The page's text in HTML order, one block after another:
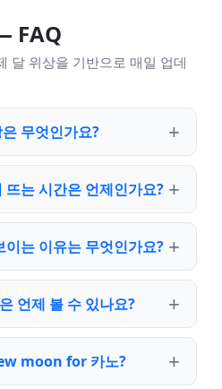
FAQ
달 위상을 기반으로 매일 업데
무엇인가요?
뜨는 시간은 언제인가요?
이는 이유는 무엇인가요?
언제 볼 수 있나요?
moon for 카노?